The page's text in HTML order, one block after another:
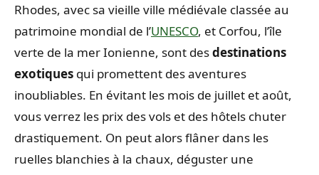
Rhodes, avec sa vieille ville médiévale classée au
patrimoine mondial de l’UNESCO, et Corfou, l’île
verte de la mer Ionienne, sont desdestinations
exotiques qui promettent des aventures
inoubliables. En évitant les mois de juillet et août,
vous verrez les prix des vols et des hôtels chuter
drastiquement. On peut alors flâner dans les
ruelles blanchies à la chaux, déguster une